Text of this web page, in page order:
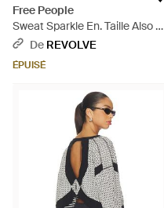
Free People
Sweat Sparkle En. Taille Also En
S - Bleu
De REVOLVE
ÉPUISÉ